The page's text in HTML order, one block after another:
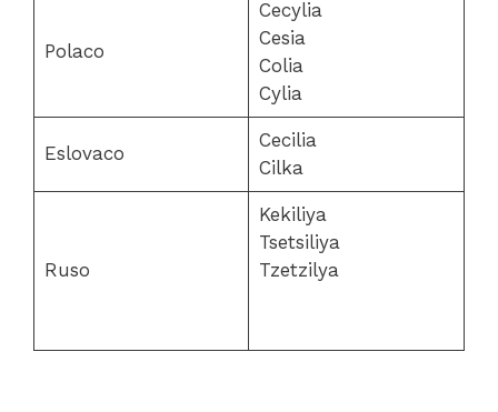
Polaco
Cecylia
Cesia
Colia
Cylia
Eslovaco
Cecilia
Cilka
Ruso
Kekiliya
Tsetsiliya
Tzetzilya